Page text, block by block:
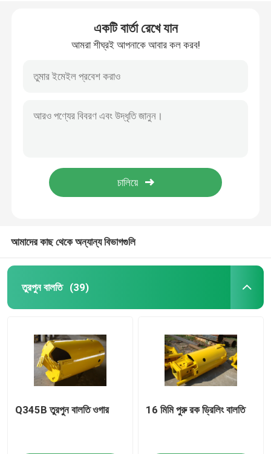
বাড়ি
পণ্য
আমাদের সম্পর্কে
একটি বার্তা রেখে যান
আমরা শীঘ্রই আপনাকে আবার কল করব!
আমাদের কাছ থেকে অন্যান্য বিভাগগুলি
তুরপুন বালতি (39)
Q345B তুরপুন বালতি ওগার 16 মিমি পুরু রক ড্রিলিং বালতি